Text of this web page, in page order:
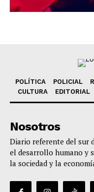
POLÍTICA POLICIAL
CULTURA
EDITORIAL
Nosotros
Diario referente del sur
el desarrollo humano y
la sociedad y la